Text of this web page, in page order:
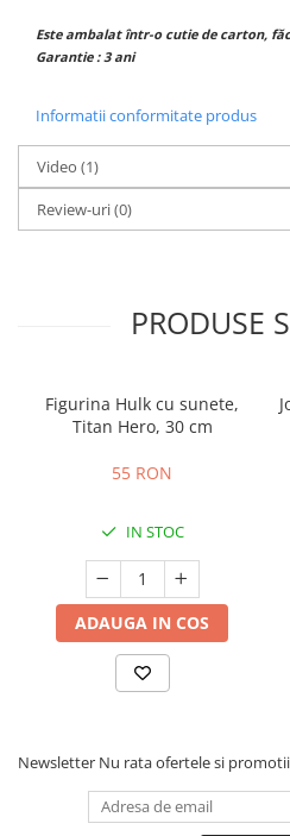
Este ambalat într-o cutie de carton,
Garantie : 3 ani
Informatii conformitate produs
Video (1)
Review-uri(0)
PRODUSE
Figurina Hulk cu sunete,
Titan Hero, 30 cm
55 RON
IN STOC
ADAUGA IN COS
Newsletter Nu rata ofertele si